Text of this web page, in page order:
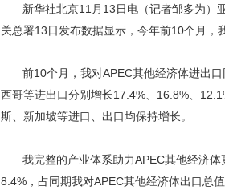
新华社北京11月13日电（记者邹多为）
关总署13日发布数据显示，今年前10个月，
前10个月，我对APEC其他经济体进出
西哥等进出口分别增长17.4%、16.8%、
斯、新加坡等进口、出口均保持增长。
我完整的产业体系助力APEC其他经济
8.4%，占同期我对APEC其他经济体出口总